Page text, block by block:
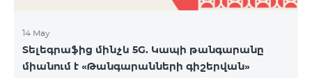
14 May
Տելեգրաֆից մինչև 5G. Կապի թանգարանը
միանում է «Թանգարանների գիշերվան»